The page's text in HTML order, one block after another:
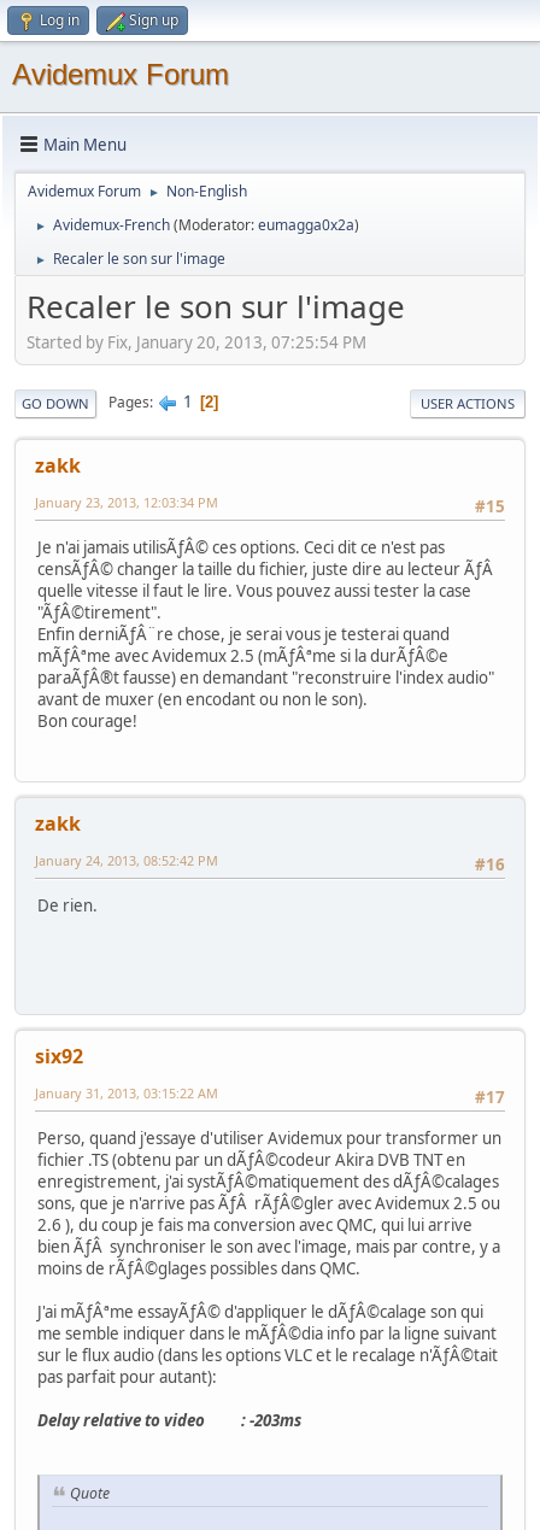
Log in Sign up
Avidemux Forum
Main Menu
Avidemux Forum ► Non-English
► Avidemux-French(Moderator:eumagga0x2a)
► Recaler le son sur l'image
Recaler le son sur l'image
Started by Fix, January 20, 2013, 07:25:54 PM
GO DOWN Pages 1 2 USER ACTIONS
zakk
#15
January 23, 2013, 12:03:34 PM
Je n'ai jamais utilisÃƒÂ© ces options. Ceci dit ce n'est pas
censÃƒÂ© changer la taille du fichier, juste dire au lecteur ÃƒÂ
quelle vitesse il faut le lire. Vous pouvez aussi tester la case
"ÃƒÂ©tirement".
Enfin derniÃƒÂ¨re chose, je serai vous je testerai quand
mÃƒÂªme avec Avidemux 2.5 (mÃƒÂªme si la durÃƒÂ©e
paraÃƒÂ®t fausse) en demandant "reconstruire l'index audio"
avant de muxer (en encodant ou non le son).
Bon courage!
zakk
#16
January 24, 2013, 08:52:42 PM
De rien.
six92
#17
January 31, 2013, 03:15:22 AM
Perso, quand j'essaye d'utiliser Avidemux pour transformer un
fichier .TS (obtenu par un dÃƒÂ©codeur Akira DVB TNT en
enregistrement, j'ai systÃƒÂ©matiquement des dÃƒÂ©calages
sons, que je n'arrive pas ÃƒÂ rÃƒÂ©gler avec Avidemux 2.5 ou
2.6 ), du coup je fais ma conversion avec QMC, qui lui arrive
bien ÃƒÂ synchroniser le son avec l'image, mais par contre, y a
moins de rÃƒÂ©glages possibles dans QMC.
J'ai mÃƒÂªme essayÃƒÂ© d'appliquer le dÃƒÂ©calage son qui
me semble indiquer dans le mÃƒÂ©dia info par la ligne suivant
sur le flux audio (dans les options VLC et le recalage n'ÃƒÂ©tait
pas parfait pour autant):
Delay relative to video : -203ms
Quote